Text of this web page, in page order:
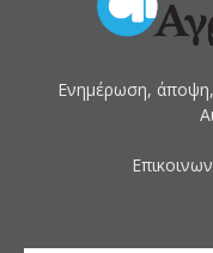
Ενημέρωση, άποψη,